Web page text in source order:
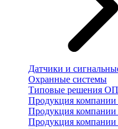
Датчики и
Охранные системы
Типовые решения
Продукция компании
Продукция компании
Продукция компании